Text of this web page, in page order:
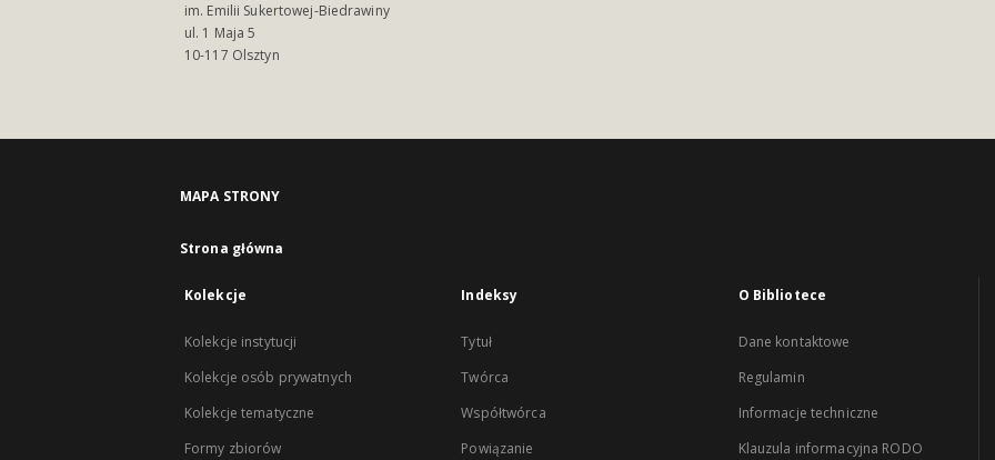
im. Emilii Sukertowej-Biedrawiny
ul. 1 Maja 5
10-117 Olsztyn
MAPA STRONY
Strona główna
Kolekcje
Kolekcje instytucji
Kolekcje osób prywatnych
Kolekcje tematyczne
Formy zbiorów
Indeksy
Tytuł
Twórca
Współtwórca
Powiązanie
O Bibliotece
Dane kontaktowe
Regulamin
Informacje techniczne
Klauzula informacyjna RODO